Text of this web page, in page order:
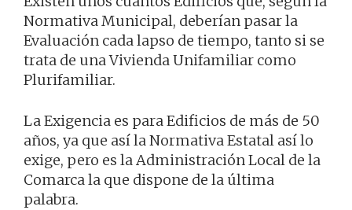
Normativa Municipal, deberían pasar la
Evaluación cada lapso de tiempo, tanto si se
trata de una Vivienda Unifamiliar como
Plurifamiliar.
La Exigencia es para Edificios de más de 50
años, ya que así la Normativa Estatal así lo
exige, pero es la Administración Local de la
Comarca la que dispone de la última
palabra.